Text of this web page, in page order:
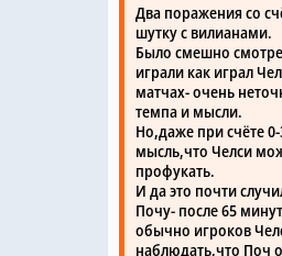
Два поражения со
шутку с вилианами.
Было смешно
играли как играл
матчах- очень
темпа и мысли.
Но,даже при счёте
мысль,что Челси
профукать.
И да это почти
Почу- после 65
обычно игроков
наблюдать,что Поч